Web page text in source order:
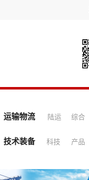
运输物流 陆运 综合
技术装备 科技 产品